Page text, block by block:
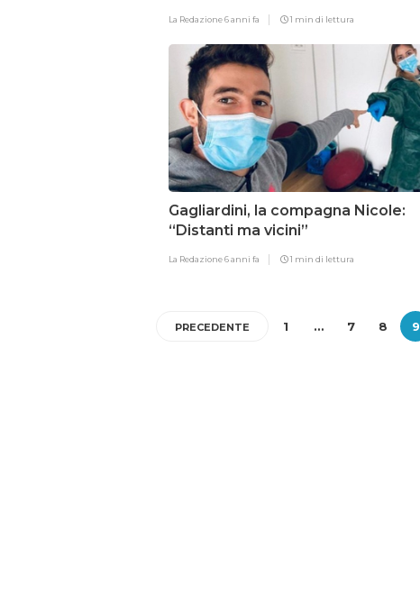
La Redazione6 anni fa 1 min di lettura
Gagliardini, la compagna Nicole:
“Distanti ma vicini”
La Redazione6 anni fa 1 min di lettura
PRECEDENTE 1 … 7 8 9